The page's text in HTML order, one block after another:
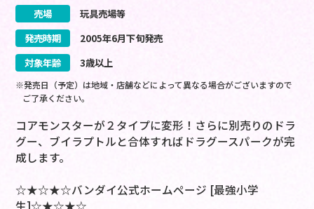
売場
玩具売場等
発売時期
2005年6月下旬発売
対象年齢
3歳以上
※発売日（予定）は地域・店舗などによって異なる場合がございますので
ご了承ください。
コアモンスターが２タイプに変形！さらに別売りのドラ
グー、ブイラプトルと合体すればドラグースパークが完
成します。
☆★☆★☆バンダイ公式ホームページ [最強小学